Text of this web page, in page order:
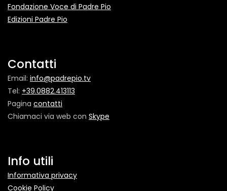
Fondazione Voce di Padre Pio
Edizioni Padre Pio
Contatti
Email: info@padrepio.tv
Tel: +39.0882.413113
Pagina contatti
Chiamaci via web con Skype
Info utili
Informativa privacy
Cookie Policy